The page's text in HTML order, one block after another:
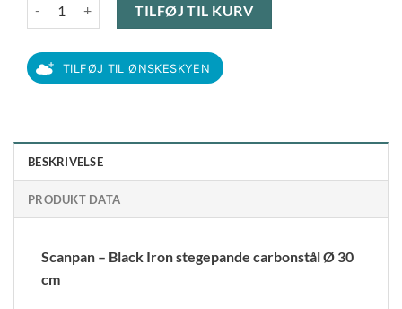
TILFØJ TIL KURV
TILFØJ TIL ØNSKESKYEN
BESKRIVELSE
PRODUKT DATA
Scanpan – Black Iron stegepande carbonstål Ø 30
cm